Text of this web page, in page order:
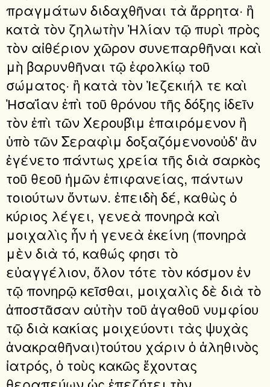
πραγμάτων διδαχθῆναι τὰ ἄρρητα· ἢ
κατὰ τὸν ζηλωτὴν Ἠλίαν τῷ πυρὶ πρὸς
τὸν αἰθέριον χῶρον συνεπαρθῆναι καὶ
μὴ βαρυνθῆναι τῷ ἐφολκίῳ τοῦ
σώματος· ἢ κατὰ τὸν Ἰεζεκιήλ τε καὶ
Ἠσαΐαν ἐπὶ τοῦ θρόνου τῆς δόξης ἰδεῖν
τὸν ἐπὶ τῶν Χερουβὶμ ἐπαιρόμενον ἢ
ὑπὸ τῶν Σεραφὶμ δοξαζόμενονοὐδ' ἂν
ἐγένετο πάντως χρεία τῆς διὰ σαρκὸς
τοῦ θεοῦ ἡμῶν ἐπιφανείας, πάντων
τοιούτων ὄντων. ἐπειδὴ δέ, καθὼς ὁ
κύριος λέγει, γενεὰ πονηρὰ καὶ
μοιχαλὶς ἦν ἡ γενεὰ ἐκείνη (πονηρὰ
μὲν διὰ τό, καθώς φησι τὸ
εὐαγγέλιον, ὅλον τότε τὸν κόσμον ἐν
τῷ πονηρῷ κεῖσθαι, μοιχαλὶς δὲ διὰ τὸ
ἀποστᾶσαν αὐτὴν τοῦ ἀγαθοῦ νυμφίου
τῷ διὰ κακίας μοιχεύοντι τὰς ψυχὰς
ἀνακραθῆναι)τούτου χάριν ὁ ἀληθινὸς
ἰατρός, ὁ τοὺς κακῶς ἔχοντας